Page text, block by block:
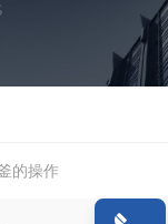
的操作